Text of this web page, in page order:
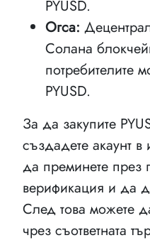
PYUSD.
Orca:
Солана
потребителите
PYUSD.
За да закупите
създадете акаунт
да преминете през
верификация и да
След това можете
чрез съответната